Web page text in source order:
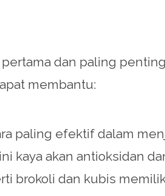
dan paling
membantu:
paling efektif dalam
kaya akan antioksidan
brokoli dan kubis